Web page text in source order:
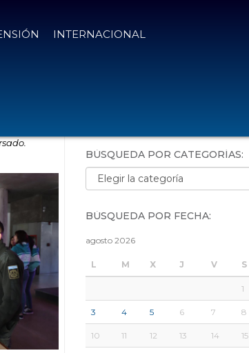
INTERNACIONAL
BÚSQUEDA POR CATEGORÍAS:
Búsqueda por categorías:
BÚSQUEDA POR FECHA:
agosto 2026
L M X J V S
1
3 4 5 6 7 8
10 11 12 13 14 15